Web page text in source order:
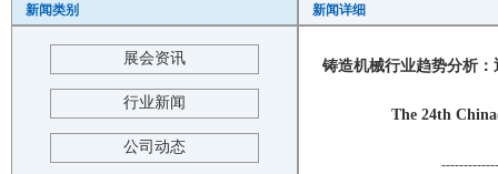
新闻类别
展会资讯
行业新闻
公司动态
新闻详细
铸造机械行业趋势分析
The 24th